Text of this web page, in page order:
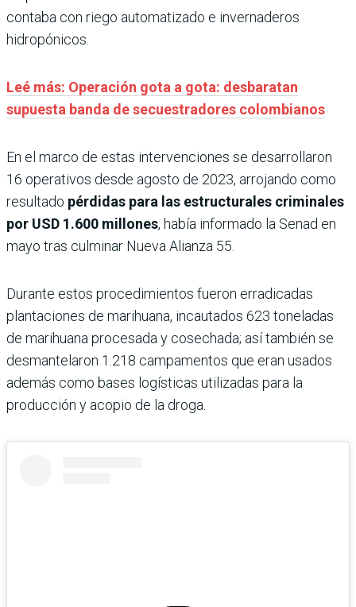
contaba con riego automatizado e invernaderos
hidropónicos.
Leé más: Operación gota a gota: desbaratan
supuesta banda de secuestradores colombianos
En el marco de estas intervenciones se desarrollaron
16 operativos desde agosto de 2023, arrojando como
resultado pérdidas para las estructurales criminales
por USD 1.600 millones, había informado la Senad en
mayo tras culminar Nueva Alianza 55.
Durante estos procedimientos fueron erradicadas
plantaciones de marihuana, incautados 623 toneladas
de marihuana procesada y cosechada; así también se
desmantelaron 1.218 campamentos que eran usados
además como bases logísticas utilizadas para la
producción y acopio de la droga.